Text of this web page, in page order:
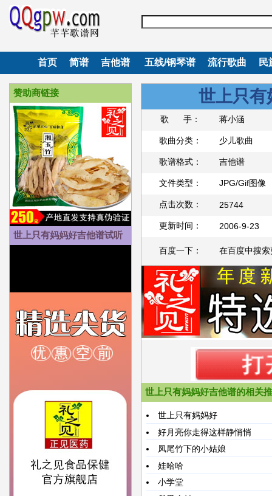
首页 简谱 吉他谱 五线/钢琴谱 流行歌曲 民
赞助商链接
世上只有妈妈好吉他谱试听
世上只有
歌 手： 蒋小涵
歌曲分类： 少儿歌曲
歌谱格式： 吉他谱
文件类型： JPG/Gif图像
点击次数： 25744
更新时间： 2006-9-23
百度一下： 在百度中搜
世上只有妈妈好吉他谱的相关
世上只有妈妈好
好月亮你走得这样静悄悄
凤尾竹下的小姑娘
娃哈哈
小学堂